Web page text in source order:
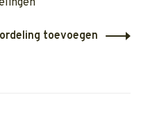
toevoegen